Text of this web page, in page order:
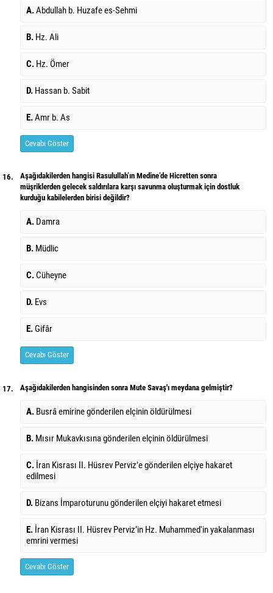
A.Abdullah b. Huzafe es-Sehmi
B. Hz. Ali
C. Hz. Ömer
D. Hassan b. Sabit
E.Amr b. As
Cevabı Göster
16.
Aşağıdakilerden hangisi Rasulullah’ın Medine’de Hicretten sonra
müşriklerden gelecek saldırılara karşı savunma oluşturmak için dostluk
kurduğu kabilelerden birisi değildir?
A. Damra
B. Müdlic
C.Cüheyne
D. Evs
E.Gifâr
Cevabı Göster
17. Aşağıdakilerden hangisinden sonra Mute Savaş'ı meydana gelmiştir?
A. Busrâ emirine gönderilen elçinin öldürülmesi
B. Mısır Mukavkısına gönderilen elçinin öldürülmesi
C. İran Kisrası II. Hüsrev Perviz’e gönderilen elçiye hakaret
edilmesi
D. Bizans İmparoturunu gönderilen elçiyi hakaret etmesi
E. İran Kisrası II. Hüsrev Perviz’in Hz. Muhammed'in yakalanması
emrini vermesi
Cevabı Göster